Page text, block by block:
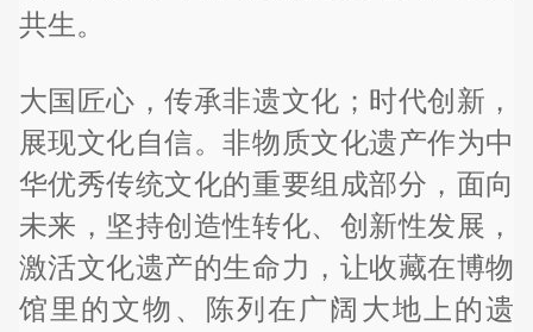
共生。
大国匠心，传承非遗文化；时代创新，
展现文化自信。非物质文化遗产作为中
华优秀传统文化的重要组成部分，面向
未来，坚持创造性转化、创新性发展，
激活文化遗产的生命力，让收藏在博物
馆里的文物、陈列在广阔大地上的遗